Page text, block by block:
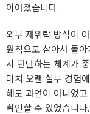
이어졌습니다.
외부 재위탁 방식이
원칙으로 삼아서 돌
시 판단하는 체계가
마치 오랜 실무 경험
해도 과언이 아니었
확인할 수 있었습니다.